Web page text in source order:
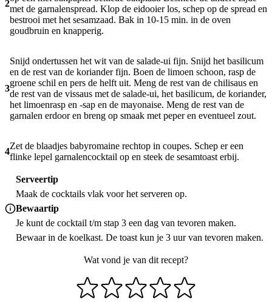
2
met de garnalenspread. Klop de eidooier los, schep op de spread en
bestrooi met het sesamzaad. Bak in 10-15 min. in de oven
goudbruin en knapperig.
3
Snijd ondertussen het wit van de salade-ui fijn. Snijd het basilicum
en de rest van de koriander fijn. Boen de limoen schoon, rasp de
groene schil en pers de helft uit. Meng de rest van de chilisaus en
de rest van de vissaus met de salade-ui, het basilicum, de koriander,
het limoenrasp en -sap en de mayonaise. Meng de rest van de
garnalen erdoor en breng op smaak met peper en eventueel zout.
4
Zet de blaadjes babyromaine rechtop in coupes. Schep er een
flinke lepel garnalencocktail op en steek de sesamtoast erbij.
Serveertip
Maak de cocktails vlak voor het serveren op.
Bewaartip
Je kunt de cocktail t/m stap 3 een dag van tevoren maken.
Bewaar in de koelkast. De toast kun je 3 uur van tevoren maken.
Wat vond je van dit recept?